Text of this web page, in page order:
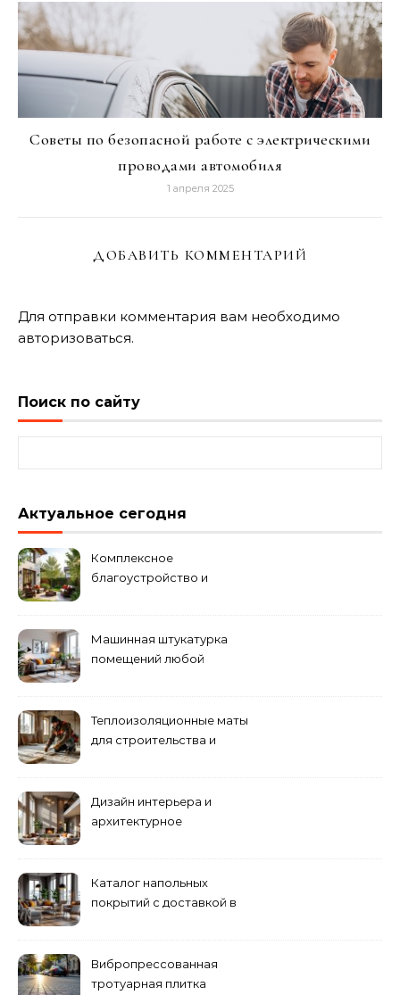
Советы по безопасной работе с электрическими
проводами автомобиля
1 апреля 2025
ДОБАВИТЬ КОММЕНТАРИЙ
Для отправки комментария вам необходимо
авторизоваться.
Поиск по сайту
Актуальное сегодня
Комплексное
благоустройство и
Машинная штукатурка
помещений любой
Теплоизоляционные маты
для строительства и
Дизайн интерьера и
архитектурное
Каталог напольных
покрытий с доставкой в
Вибропрессованная
тротуарная плитка